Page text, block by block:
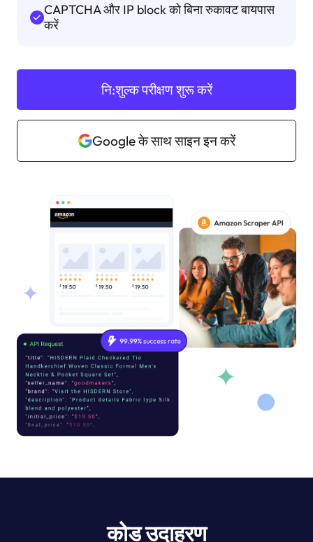
CAPTCHA और IP block को बिना रुकावट बायपास
करें
नि:शुल्क परीक्षण शुरू करें
Google के साथ साइन इन करें
कोड उदाहरण